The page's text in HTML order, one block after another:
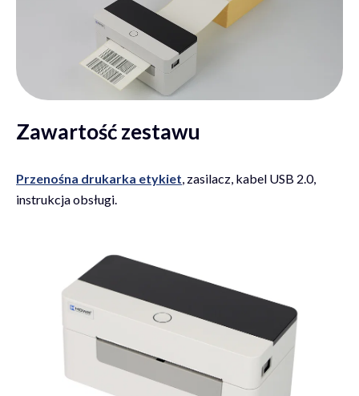
Zawartość zestawu
Przenośna drukarka etykiet , zasilacz, kabel USB 2.0,
instrukcja obsługi.